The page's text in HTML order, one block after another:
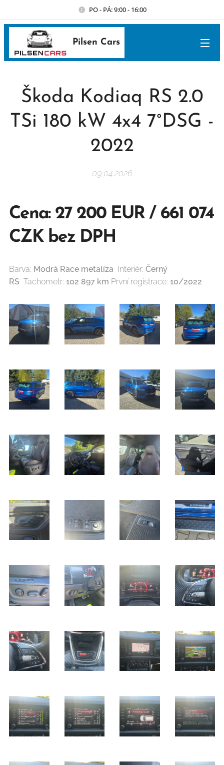
PO - PÁ: 9:00 - 16:00
Pilsen Cars
Škoda Kodiaq RS 2.0
TSi 180 kW 4x4 7°DSG -
2022
09.04.2026
Cena: 27 200 EUR / 661 074
CZK bez DPH
Barva: Modrá Race metalíza Interiér: Černý
RS Tachometr: 102 897 km První registrace: 10/2022